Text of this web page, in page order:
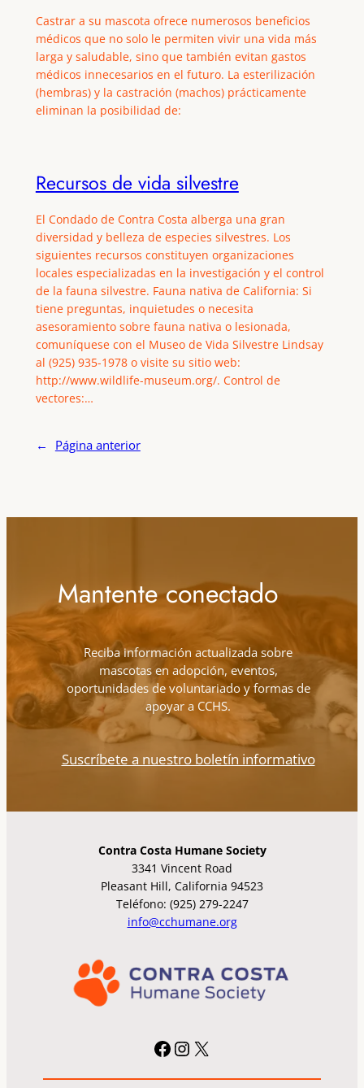
Castrar a su mascota ofrece numerosos beneficios
médicos que no solo le permiten vivir una vida más
larga y saludable, sino que también evitan gastos
médicos innecesarios en el futuro. La esterilización
(hembras) y la castración (machos) prácticamente
eliminan la posibilidad de:
Recursos de vida silvestre
El Condado de Contra Costa alberga una gran
diversidad y belleza de especies silvestres. Los
siguientes recursos constituyen organizaciones
locales especializadas en la investigación y el control
de la fauna silvestre. Fauna nativa de California: Si
tiene preguntas, inquietudes o necesita
asesoramiento sobre fauna nativa o lesionada,
comuníquese con el Museo de Vida Silvestre Lindsay
al (925) 935-1978 o visite su sitio web:
http://www.wildlife-museum.org/. Control de
vectores:…
← Página anterior
Mantente conectado
Reciba información actualizada sobre
mascotas en adopción, eventos,
oportunidades de voluntariado y formas de
apoyar a CCHS.
Suscríbete a nuestro boletín informativo
Contra Costa Humane Society
3341 Vincent Road
Pleasant Hill, California 94523
Teléfono: (925) 279-2247
info@cchumane.org
Facebook Instagram X